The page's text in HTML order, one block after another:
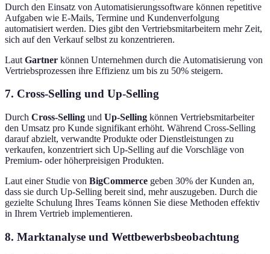
Durch den Einsatz von Automatisierungssoftware können repetitive
Aufgaben wie E-Mails, Termine und Kundenverfolgung
automatisiert werden. Dies gibt den Vertriebsmitarbeitern mehr Zeit,
sich auf den Verkauf selbst zu konzentrieren.
Laut Gartner können Unternehmen durch die Automatisierung von
Vertriebsprozessen ihre Effizienz um bis zu 50% steigern.
7. Cross-Selling und Up-Selling
Durch Cross-Selling und Up-Selling können Vertriebsmitarbeiter
den Umsatz pro Kunde signifikant erhöht. Während Cross-Selling
darauf abzielt, verwandte Produkte oder Dienstleistungen zu
verkaufen, konzentriert sich Up-Selling auf die Vorschläge von
Premium- oder höherpreisigen Produkten.
Laut einer Studie von BigCommerce geben 30% der Kunden an,
dass sie durch Up-Selling bereit sind, mehr auszugeben. Durch die
gezielte Schulung Ihres Teams können Sie diese Methoden effektiv
in Ihrem Vertrieb implementieren.
8. Marktanalyse und Wettbewerbsbeobachtung